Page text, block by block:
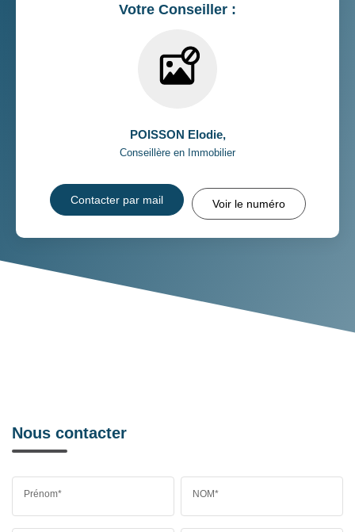
Votre Conseiller :
POISSON Elodie,
Conseillère en Immobilier
Contacter par mail Voir le numéro
Nous contacter
Prénom* NOM*